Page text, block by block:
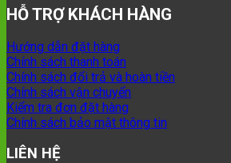
HỖ TRỢ KHÁCH HÀNG
Hướng dẫn đặt hàng
Chính sách thanh toán
Chính sách đổi trả và hoàn tiền
Chính sách vận chuyển
Kiểm tra đơn đặt hàng
Chính sách bảo mật thông tin
LIÊN HỆ